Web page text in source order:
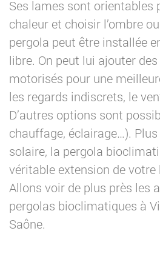
Ses lames sont orientables
chaleur et choisir l’ombre
pergola peut être installée
libre. On peut lui ajouter
motorisés pour une
les regards indiscrets, le
D’autres options sont
chauffage, éclairage…).
solaire, la pergola
véritable extension de votre
Allons voir de plus près les
pergolas bioclimatiques à
Saône.